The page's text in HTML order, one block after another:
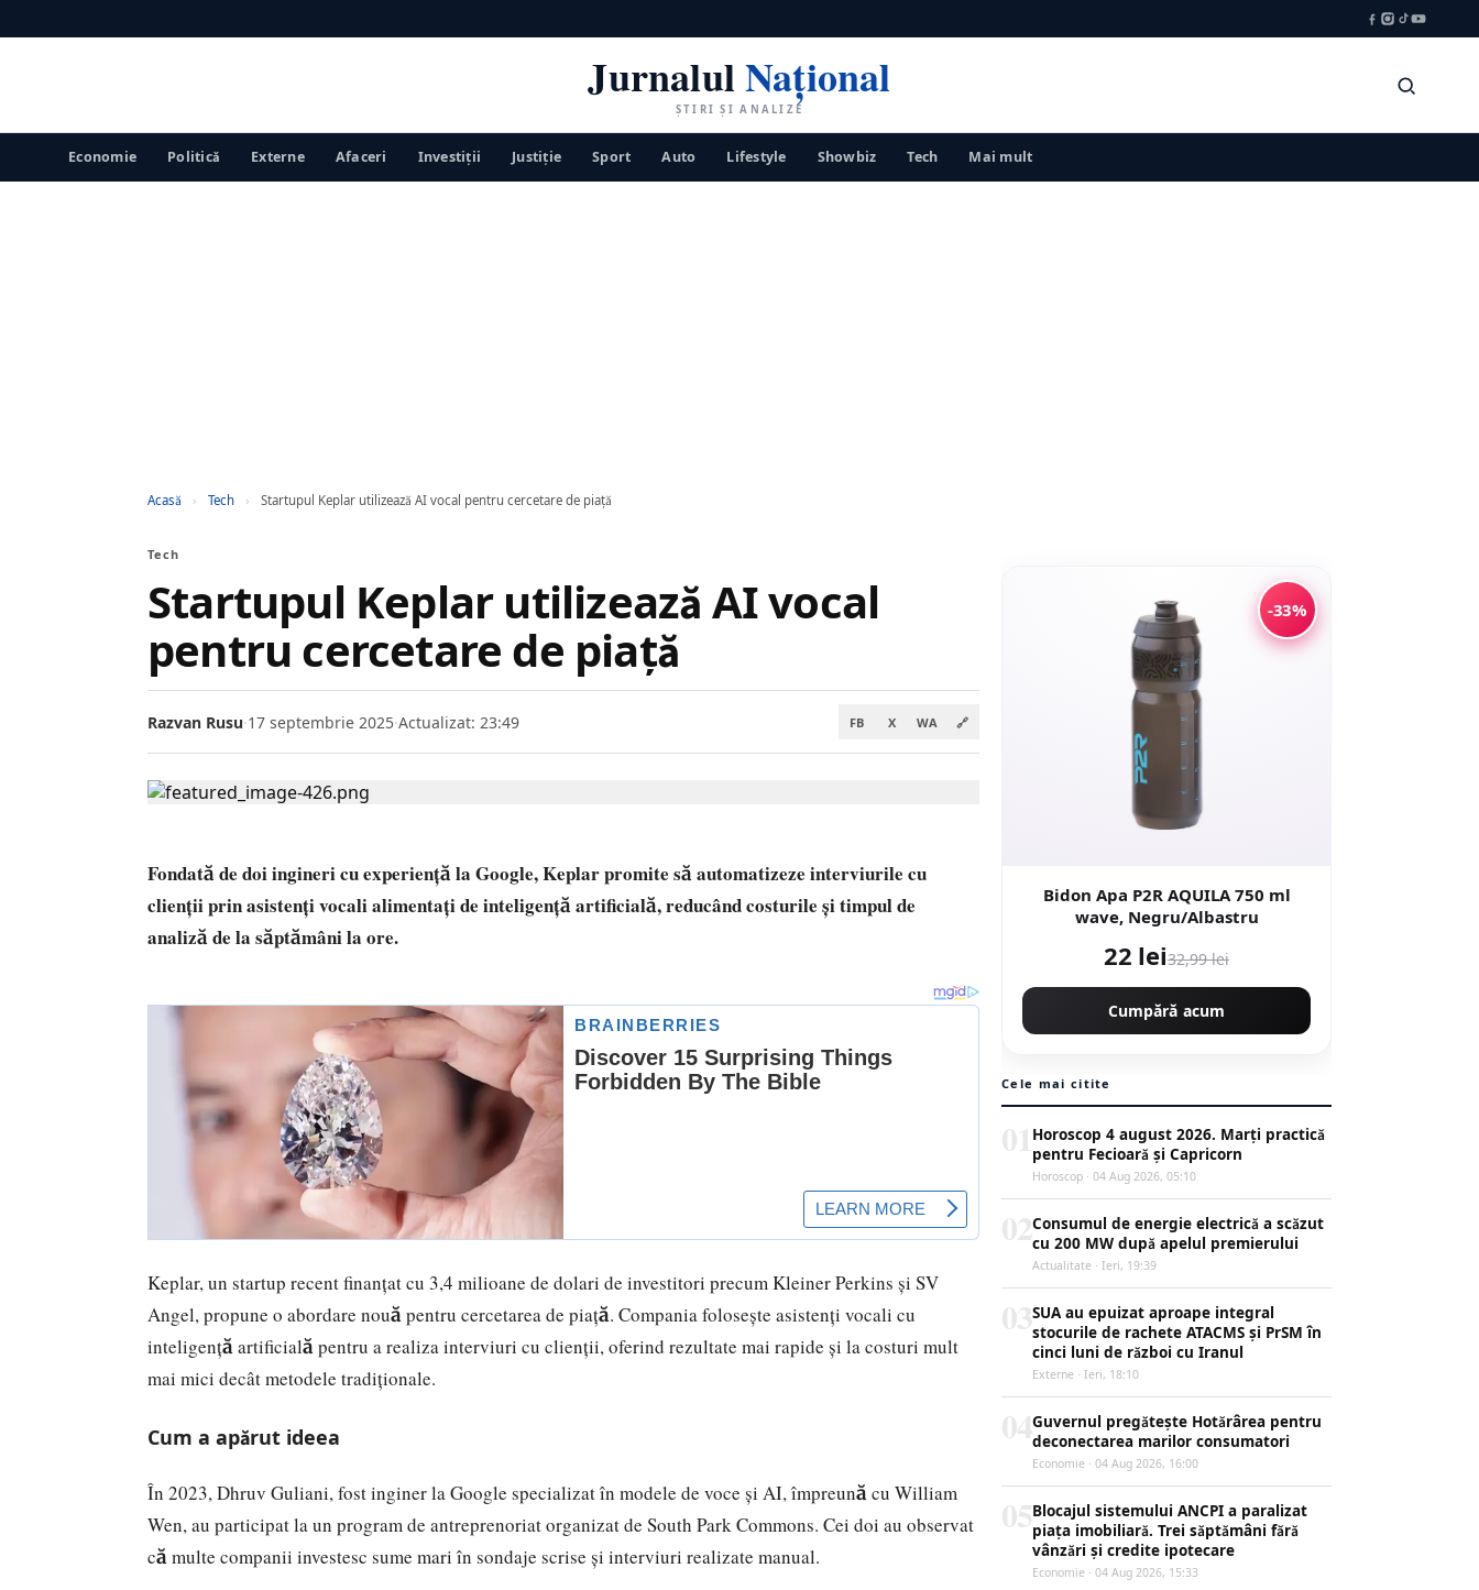
JurnalulNațional
ȘTIRI ȘI ANALIZE
Economie Politică Externe Afaceri Investiții Justiţie Sport Auto Lifestyle Showbiz Tech Mai mult
Acasă › Tech › Startupul Keplar utilizează AI vocal pentru cercetare de piață
Tech
Startupul Keplar utilizează AI vocal
pentru cercetare de piață
Razvan Rusu·17 septembrie 2025·Actualizat: 23:49 FB X WA 🔗
Fondată de doi ingineri cu experiență la Google, Keplar promite să automatizeze interviurile cu
clienții prin asistenți vocali alimentați de inteligență artificială, reducând costurile și timpul de
analiză de la săptămâni la ore.
Keplar, un startup recent finanțat cu 3,4 milioane de dolari de investitori precum Kleiner Perkins și SV
Angel, propune o abordare nouă pentru cercetarea de piață. Compania folosește asistenți vocali cu
inteligență artificială pentru a realiza interviuri cu clienții, oferind rezultate mai rapide și la costuri mult
mai mici decât metodele tradiționale.
Cum a apărut ideea
În 2023, Dhruv Guliani, fost inginer la Google specializat în modele de voce și AI, împreună cu William
Wen, au participat la un program de antreprenoriat organizat de South Park Commons. Cei doi au observat
că multe companii investesc sume mari în sondaje scrise și interviuri realizate manual.
-33%
Bidon Apa P2R AQUILA 750 ml
wave, Negru/Albastru
22 lei32,99 lei
Cumpără acum
Cele mai citite
Horoscop 4 august 2026. Marți practică
pentru Fecioară și Capricorn
Horoscop · 04 Aug 2026, 05:10
Consumul de energie electrică a scăzut
cu 200 MW după apelul premierului
Actualitate · Ieri, 19:39
SUA au epuizat aproape integral
stocurile de rachete ATACMS și PrSM în
cinci luni de război cu Iranul
Externe · Ieri, 18:10
Guvernul pregătește Hotărârea pentru
deconectarea marilor consumatori
Economie · 04 Aug 2026, 16:00
Blocajul sistemului ANCPI a paralizat
piața imobiliară. Trei săptămâni fără
vânzări și credite ipotecare
Economie · 04 Aug 2026, 15:33